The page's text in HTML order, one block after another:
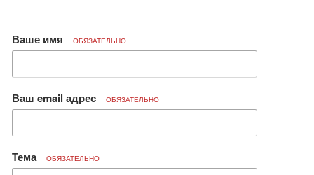
Ваше имя ОБЯЗАТЕЛЬНО
Ваш email адрес ОБЯЗАТЕЛЬНО
Тема ОБЯЗАТЕЛЬНО